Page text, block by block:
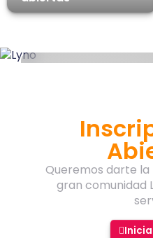
Lorem Ipsum es
relleno de las
Lorem Ipsum ha
estándar de las
Queremos darte
gran comunidad